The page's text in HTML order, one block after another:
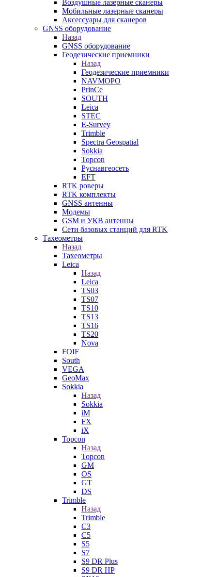
Воздушные лазерные сканеры
Мобильные лазерные сканеры
Аксессуары для сканеров
GNSS оборудование
Назад
GNSS оборудование
Геодезические приемники
Назад
Геодезические приемники
NAVMOPO
PrinCe
SOUTH
Leica
STEC
E-Survey
Trimble
Spectra Geospatial
Sokkia
Topcon
Руснавгеосеть
EFT
RTK роверы
RTK комплекты
GNSS антенны
Модемы
GSM и УКВ антенны
Сети базовых станций для RTK
Тахеометры
Назад
Тахеометры
Leica
Назад
Leica
TS03
TS07
TS10
TS13
TS16
TS20
Nova
FOIF
South
VEGA
GeoMax
Sokkia
Назад
Sokkia
iM
FX
iX
Topcon
Назад
Topcon
GM
OS
GT
DS
Trimble
Назад
Trimble
C3
C5
S5
S7
S9 DR Plus
S9 DR HP